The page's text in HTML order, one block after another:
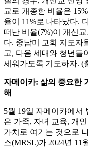
교로 개종한 비율은
율이 11%로 나타났다.
떠난 비율(7%)이 개신
다. 중남미 교회 지도자
고, 다음 세대와 청년들
세워가도록 기도하자. (
자메이카: 삶의 중요한
해
5월 19일 자메이카에서
은 가족, 자녀 교육, 개
가치로 여기는 것으로
스(MRSL)가 2024년 11